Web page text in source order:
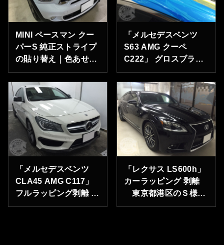
MINI ペースマン クー
パーS 純正ストライプ
の貼り替え｜色あせた
ストライプをきれいに
「メルセデスベンツ
S63 AMG クーペ
C222」 グロスブラッ
ク ルーフラッピング
メルセデスベンツ デ
ィーラー様よりご依頼
承りました。
「メルセデスベンツ
CLA45 AMG C117」
フルラッピング剥離
東京都港区のＩ様あり
「レクサス LS600h」
カーラッピング 剥離
東京都港区のＳ様あ
りがとうございます。